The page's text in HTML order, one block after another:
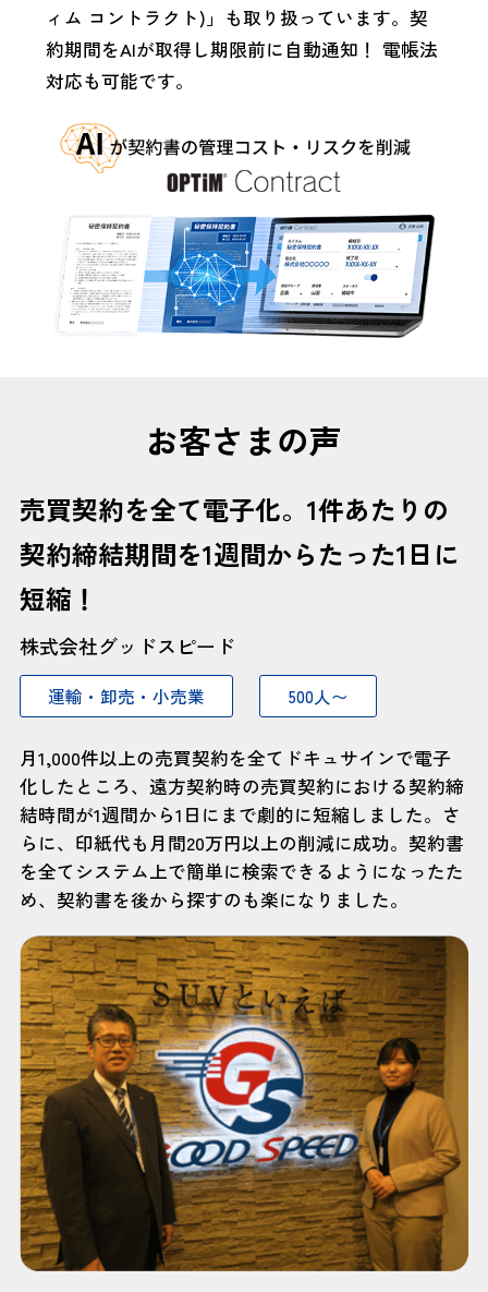
ィム コントラクト)」も取り扱っています。契
約期間をAIが取得し期限前に自動通知！ 電帳法
対応も可能です。
お客さまの声
売買契約を全て電子化。1件あたりの
契約締結期間を1週間からたった1日に
短縮！
株式会社グッドスピード
運輸・卸売・小売業 500人〜
月1,000件以上の売買契約を全てドキュサインで電子
化したところ、遠方契約時の売買契約における契約締
結時間が1週間から1日にまで劇的に短縮しました。さ
らに、印紙代も月間20万円以上の削減に成功。契約書
を全てシステム上で簡単に検索できるようになったた
め、契約書を後から探すのも楽になりました。